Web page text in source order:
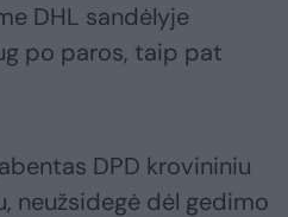
DHL sandėlyje
po paros, taip pat
DPD krovininiu
neužsidegė dėl gedimo